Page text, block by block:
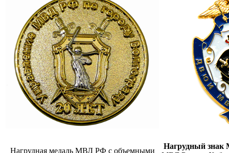
Нагрудная медаль МВД РФ с объемными
Нагрудный